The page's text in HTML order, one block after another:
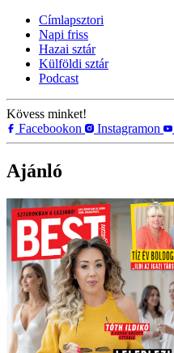
Címlapsztori
Napi friss
Hazai sztár
Külföldi sztár
Podcast
Kövess minket!
Facebookon
Instagramon
Ajánló